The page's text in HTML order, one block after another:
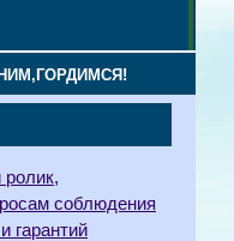
соблюдения
гарантий